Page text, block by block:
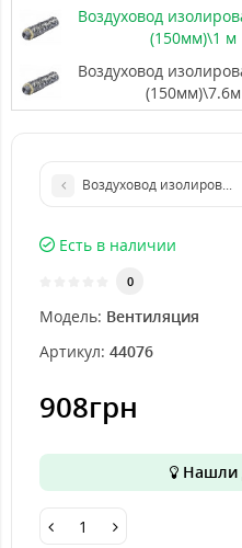
Воздуховод
(150мм)\1 м
Воздуховод
(150мм)\7.6м
Воздуховод
Есть в наличии
0
Модель: Вентиляция
Артикул: 44076
908грн
Нашли